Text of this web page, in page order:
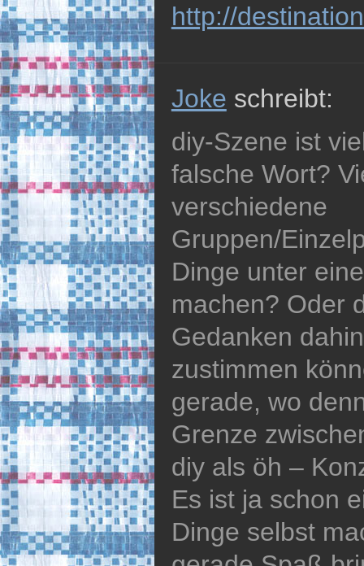
http://
Joke schreibt:
diy-Szene ist
falsche Wort?
verschiedene
Gruppen/
Dinge unter
machen? Oder
Gedanken
zustimmen
gerade, wo
Grenze
diy als öh –
Es ist ja schon
Dinge selbst